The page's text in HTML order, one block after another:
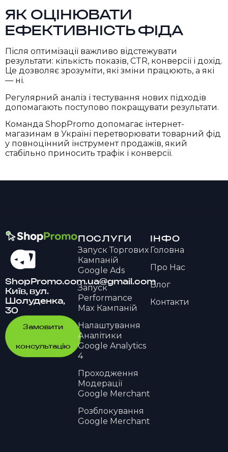
ЯК ОЦІНЮВАТИ
ЕФЕКТИВНІСТЬ ФІДА
Після оптимізації важливо відстежувати
результати: кількість показів, CTR, конверсії і дохід.
Це дозволяє зрозуміти, які зміни працюють, а які
— ні.
Регулярний аналіз і тестування нових підходів
допомагають поступово покращувати результати.
Команда ShopPromo допомагає інтернет-
магазинам в Україні перетворювати товарний фід
у повноцінний інструмент продажів, який
стабільно приносить трафік і конверсії.
ShopPromo.com.ua@gmail.com
Київ, вул.
Шолуденка,
30
Замовити
консультацію
ПОСЛУГИ
Запуск Торгових
Кампаній
Google Ads
Запуск
Performance
Max Кампаній
Налаштування
Аналітики
Google Analytics
4
Проходження
Модерації
Google Merchant
Розблокування
Google Merchant
ІНФО
Головна
Про Нас
Блог
Контакти